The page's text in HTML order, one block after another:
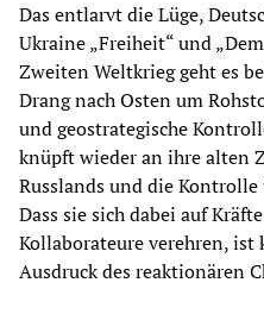
Das entlarvt die Lüge,
Ukraine „Freiheit“ und
Zweiten Weltkrieg geht es
Drang nach Osten um
und geostrategische
knüpft wieder an ihre alten
Russlands und die Kontrolle
Dass sie sich dabei auf
Kollaborateure verehren,
Ausdruck des reaktionären